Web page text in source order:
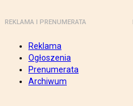
REKLAMA I PRENUMERATA
Reklama
Ogłoszenia
Prenumerata
Archiwum